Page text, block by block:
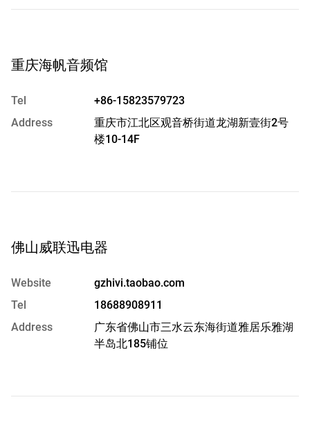
重庆海帆音频馆
Tel
+86-15823579723
Address
重庆市江北区观音桥街道龙湖新壹街2号
楼10-14F
佛山威联迅电器
Website
gzhivi.taobao.com
Tel
18688908911
Address
广东省佛山市三水云东海街道雅居乐雅湖
半岛北185铺位